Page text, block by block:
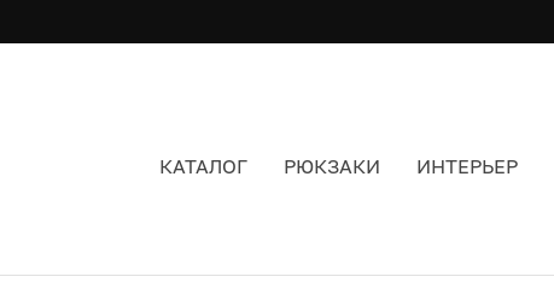
КАТАЛОГ РЮКЗАКИ ИНТЕРЬЕР